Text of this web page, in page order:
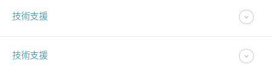
技術支援
技術支援